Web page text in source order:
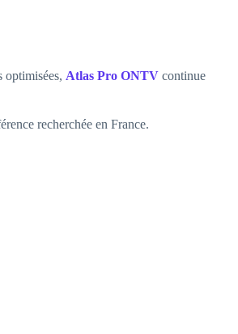
optimisées, Atlas Pro ONTV continue
recherchée en France.